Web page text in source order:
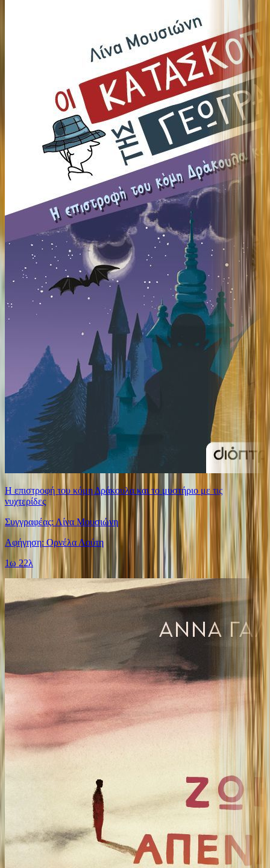
Η επιστροφή του κόμη Δράκουλα και το μυστήριο με τις
νυχτερίδες
Συγγραφέας: Λίνα Μουσιώνη
Αφήγηση: Ορνέλα Λούτη
1ω 22λ